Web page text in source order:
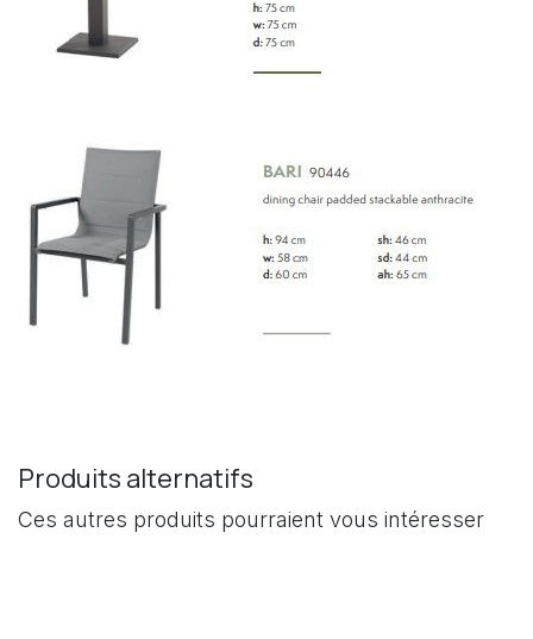
Produits alternatifs
Ces autres produits pourraient vous intéresser